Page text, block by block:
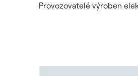
Provozovatelé výroben